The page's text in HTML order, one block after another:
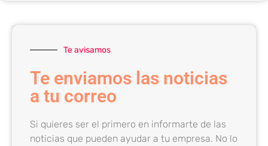
Te avisamos
Te enviamos las noticias
a tu correo
Si quieres ser el primero en informarte de las
noticias que pueden ayudar a tu empresa. No lo